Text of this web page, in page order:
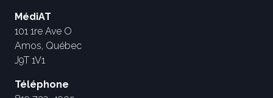
MédiAT
101 1re Ave O
Amos, Québec
J9T 1V1
Téléphone